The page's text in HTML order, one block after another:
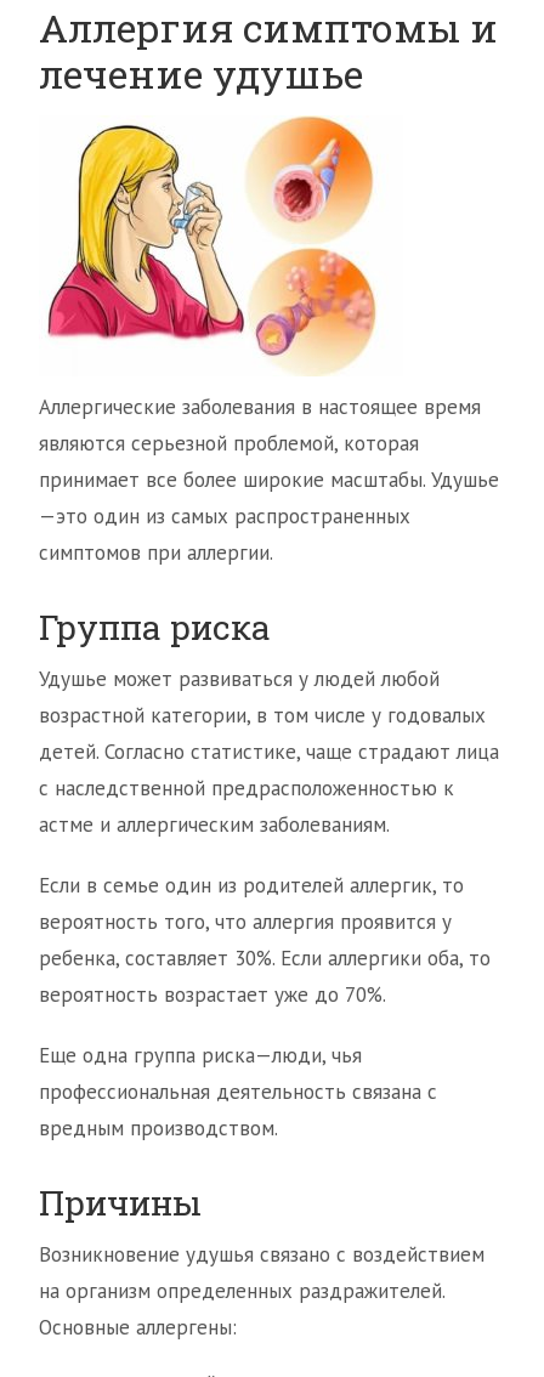
Аллергия симптомы и
лечение удушье
Аллергические заболевания в настоящее время
являются серьезной проблемой, которая
принимает все более широкие масштабы. Удушье
—это один из самых распространенных
симптомов при аллергии.
Группа риска
Удушье может развиваться у людей любой
возрастной категории, в том числе у годовалых
детей. Согласно статистике, чаще страдают лица
с наследственной предрасположенностью к
астме и аллергическим заболеваниям.
Если в семье один из родителей аллергик, то
вероятность того, что аллергия проявится у
ребенка, составляет 30%. Если аллергики оба, то
вероятность возрастает уже до 70%.
Еще одна группа риска—люди, чья
профессиональная деятельность связана с
вредным производством.
Причины
Возникновение удушья связано с воздействием
на организм определенных раздражителей.
Основные аллергены: